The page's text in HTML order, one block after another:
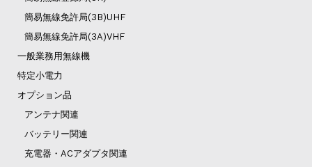
簡易無線免許局(3B)UHF
簡易無線免許局(3A)VHF
一般業務用無線機
特定小電力
オプション品
アンテナ関連
バッテリー関連
充電器・ACアダプタ関連